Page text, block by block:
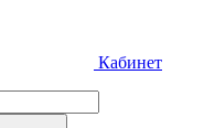
Кабинет